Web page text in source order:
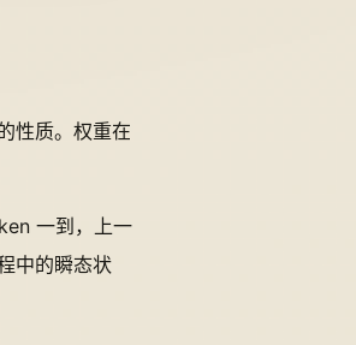
性质。权重在
一到，上一
中的瞬态状